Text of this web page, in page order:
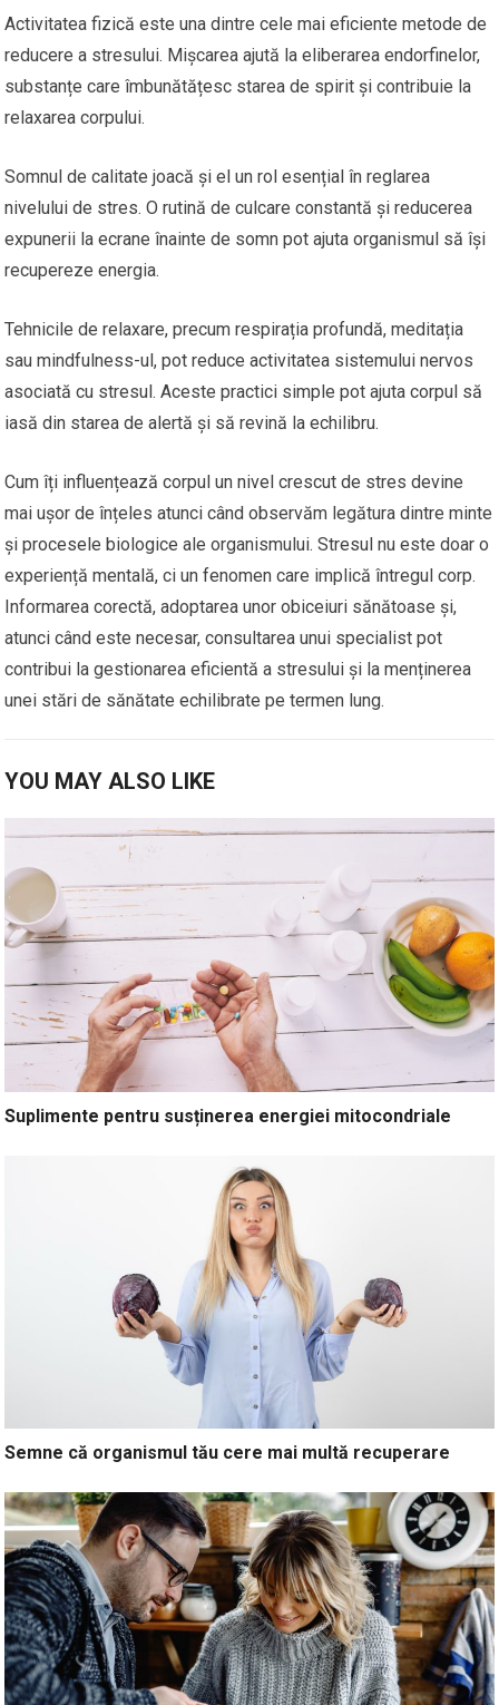
Activitatea fizică este una dintre cele mai eficiente metode de
reducere a stresului. Mișcarea ajută la eliberarea endorfinelor,
substanțe care îmbunătățesc starea de spirit și contribuie la
relaxarea corpului.
Somnul de calitate joacă și el un rol esențial în reglarea
nivelului de stres. O rutină de culcare constantă și reducerea
expunerii la ecrane înainte de somn pot ajuta organismul să își
recupereze energia.
Tehnicile de relaxare, precum respirația profundă, meditația
sau mindfulness-ul, pot reduce activitatea sistemului nervos
asociată cu stresul. Aceste practici simple pot ajuta corpul să
iasă din starea de alertă și să revină la echilibru.
Cum îți influențează corpul un nivel crescut de stres devine
mai ușor de înțeles atunci când observăm legătura dintre minte
și procesele biologice ale organismului. Stresul nu este doar o
experiență mentală, ci un fenomen care implică întregul corp.
Informarea corectă, adoptarea unor obiceiuri sănătoase și,
atunci când este necesar, consultarea unui specialist pot
contribui la gestionarea eficientă a stresului și la menținerea
unei stări de sănătate echilibrate pe termen lung.
YOU MAY ALSO LIKE
Suplimente pentru susținerea energiei mitocondriale
Semne că organismul tău cere mai multă recuperare